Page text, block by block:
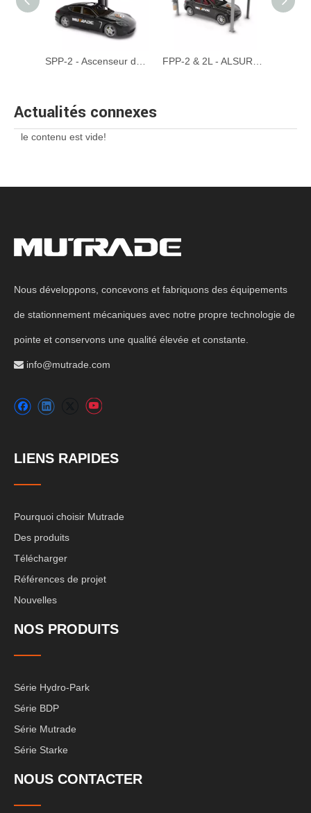
Actualités connexes
le contenu est vide!
Nous développons, concevons et fabriquons des équipements
de stationnement mécaniques avec notre propre technologie de
pointe et conservons une qualité élevée et constante.
 info@mutrade.com
LIENS RAPIDES
Pourquoi choisir Mutrade
Des produits
Télécharger
Références de projet
Nouvelles
NOS PRODUITS
Série Hydro-Park
Série BDP
Série Mutrade
Série Starke
NOUS CONTACTER